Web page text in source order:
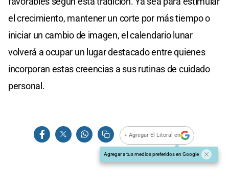
el crecimiento, mantener un corte por más tiempo o
iniciar un cambio de imagen, el calendario lunar
volverá a ocupar un lugar destacado entre quienes
incorporan estas creencias a sus rutinas de cuidado
personal.
+ Agregar El Litoral en
Agregar a tus medios preferidos en Google